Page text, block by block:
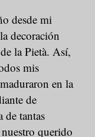
desde mi
decoración
la Pietà. Así,
mis
en la
de
de tantas
querido